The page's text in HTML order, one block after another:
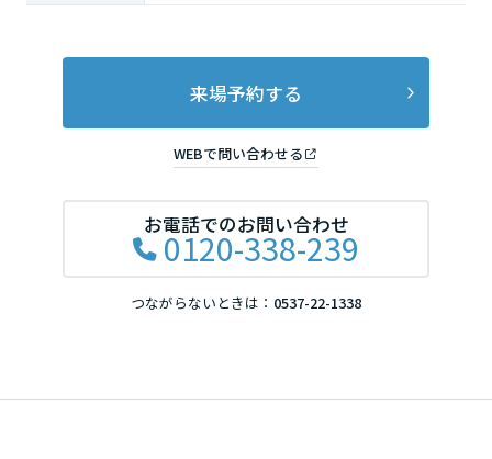
来場予約する
WEBで問い合わせる
お電話でのお問い合わせ
0120-338-239
つながらないときは： 0537-22-1338